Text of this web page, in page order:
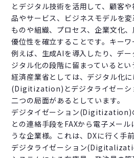
とデジタル技術を活用して、顧客
品やサービス、ビジネスモデルを
ものや組織、プロセス、企業文化
優位性を確立することです。キーワ
例えば、生成AIを導入したり、デ
ジタル化の段階に留まっているとい
経済産業省としては、デジタル化
(Digitization)とデジタライゼー
二つの局面があるとしています。
デジタイゼーション(Digitization)
との連絡手段をFAXから電子メー
うな企業様。これは、DXに行く手
デジタライゼーション